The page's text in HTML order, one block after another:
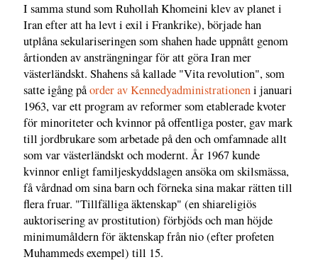
I samma stund som Ruhollah Khomeini klev av planet i
Iran efter att ha levt i exil i Frankrike), började han
utplåna sekulariseringen som shahen hade uppnått genom
årtionden av ansträngningar för att göra Iran mer
västerländskt. Shahens så kallade "Vita revolution", som
satte igång påorder av Kennedyadministrationeni januari
1963, var ett program av reformer som etablerade kvoter
för minoriteter och kvinnor på offentliga poster, gav mark
till jordbrukare som arbetade på den och omfamnade allt
som var västerländskt och modernt. År 1967 kunde
kvinnor enligt familjeskyddslagen ansöka om skilsmässa,
få vårdnad om sina barn och förneka sina makar rätten till
flera fruar. "Tillfälliga äktenskap" (en shiareligiös
auktorisering av prostitution) förbjöds och man höjde
minimumåldern för äktenskap från nio (efter profeten
Muhammeds exempel) till 15.